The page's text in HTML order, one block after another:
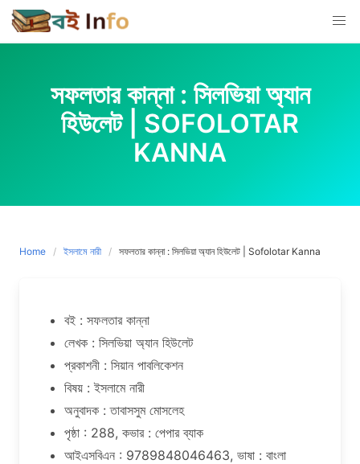
Skip
to
content
সফলতার কান্না : সিলভিয়া অ্যান
হিউলেট | SOFOLOTAR
KANNA
Home ইসলামে নারী সফলতার কান্না : সিলভিয়া অ্যান হিউলেট | Sofolotar Kanna
বই : সফলতার কান্না
লেখক : সিলভিয়া অ্যান হিউলেট
প্রকাশনী : সিয়ান পাবলিকেশন
বিষয় : ইসলামে নারী
অনুবাদক : তাবাসসুম মোসলেহ
পৃষ্ঠা : 288, কভার : পেপার ব্যাক
আইএসবিএন : 9789848046463, ভাষা : বাংলা